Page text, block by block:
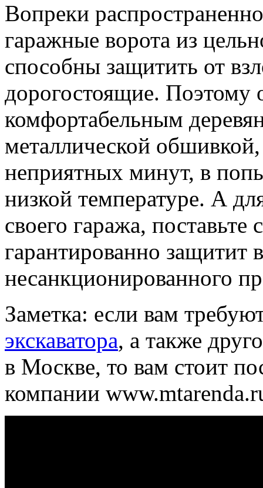
Вопреки
гаражные ворота из
способны защитить от
дорогостоящие. Поэтому
комфортабельным
металлической
неприятных минут, в
низкой температуре. А
своего гаража, поставьте
гарантированно защитит
несанкционированного
Заметка: если вам
экскаватора, а также
в Москве, то вам стоит
компании